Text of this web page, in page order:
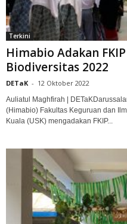
Terkini
Himabio Adakan
Biodiversitas 2022
DETaK - 12 Oktober 2022
Auliatul Maghfirah |
(Himabio) Fakultas Keguruan dan
Kuala (USK) mengadakan FKIP...